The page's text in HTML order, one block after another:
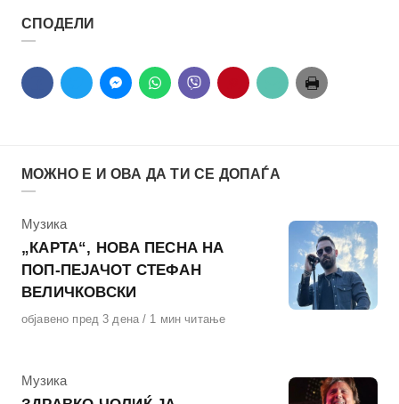
СПОДЕЛИ
МОЖНО Е И ОВА ДА ТИ СЕ ДОПАЃА
КАтегорија
Музика
„КАРТА“, НОВА ПЕСНА НА
ПОП-ПЕЈАЧОТ СТЕФАН
ВЕЛИЧКОВСКИ
Објавено
објавено пред 3 дена 1 мин читање
КАтегорија
Музика